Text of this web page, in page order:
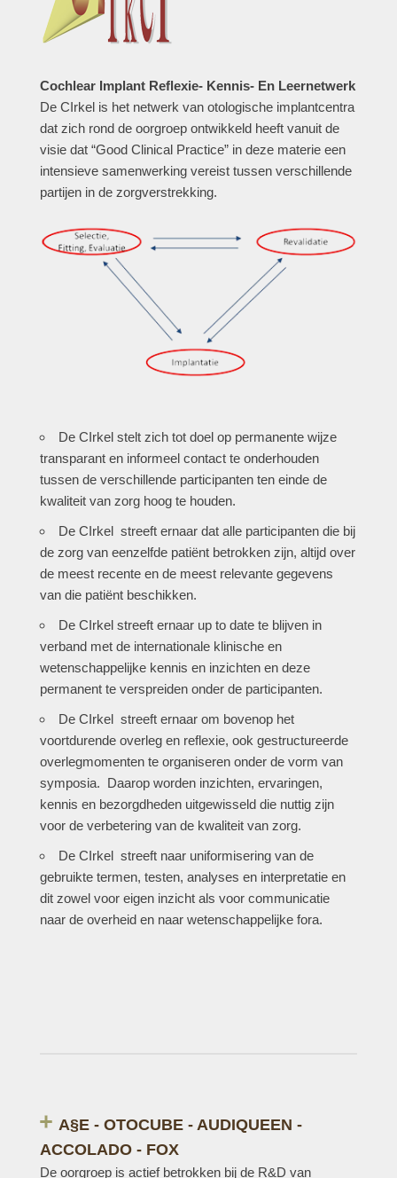
Cochlear Implant Reflexie- Kennis- En Leernetwerk
De CIrkel is het netwerk van otologische implantcentra
dat zich rond de oorgroep ontwikkeld heeft vanuit de
visie dat “Good Clinical Practice” in deze materie een
intensieve samenwerking vereist tussen verschillende
partijen in de zorgverstrekking.
De CIrkel stelt zich tot doel op permanente wijze
transparant en informeel contact te onderhouden
tussen de verschillende participanten ten einde de
kwaliteit van zorg hoog te houden.
De CIrkel streeft ernaar dat alle participanten die bij
de zorg van eenzelfde patiënt betrokken zijn, altijd over
de meest recente en de meest relevante gegevens
van die patiënt beschikken.
De CIrkel streeft ernaar up to date te blijven in
verband met de internationale klinische en
wetenschappelijke kennis en inzichten en deze
permanent te verspreiden onder de participanten.
De CIrkel streeft ernaar om bovenop het
voortdurende overleg en reflexie, ook gestructureerde
overlegmomenten te organiseren onder de vorm van
symposia. Daarop worden inzichten, ervaringen,
kennis en bezorgdheden uitgewisseld die nuttig zijn
voor de verbetering van de kwaliteit van zorg.
De CIrkel streeft naar uniformisering van de
gebruikte termen, testen, analyses en interpretatie en
dit zowel voor eigen inzicht als voor communicatie
naar de overheid en naar wetenschappelijke fora.
A§E - OTOCUBE - AUDIQUEEN -
ACCOLADO - FOX
De oorgroep is actief betrokken bij de R&D van